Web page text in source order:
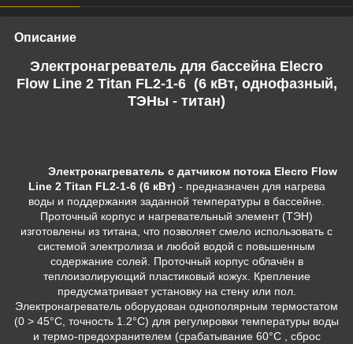
Описание
Электронагреватель для бассейна Elecro
Flow Line 2 Titan FL2-1-6 (6 кВт, однофазный,
ТЭНы - титан)
Электронагреватель с датчиком потока Elecro Flow
Line 2 Titan FL2-1-6 (6 кВт) - предназначен для нагрева
воды и поддержания заданной температуры в бассейне.
Проточный корпус и нагревательный элемент (ТЭН)
изготовлены из титана, что позволяет смело использовать с
системой электролиза и любой водой с повышенным
содержание солей. Проточный корпус облачён в
теплоизолирующий пластиковый кожух. Крепление
предусматривает установку на стену или пол.
Электронагреватель оборудован однополярным термостатом
(0 > 45°C, точность 1.2°С) для регулировки температуры воды
и термо-предохранителем (срабатывание 60°С , сброс